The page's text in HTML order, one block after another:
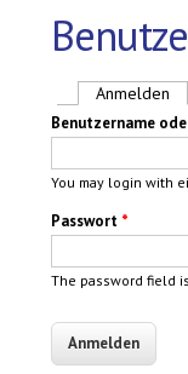
Haupt-
Anmelden
Benutzername
You may login with
Passwort *
The password field